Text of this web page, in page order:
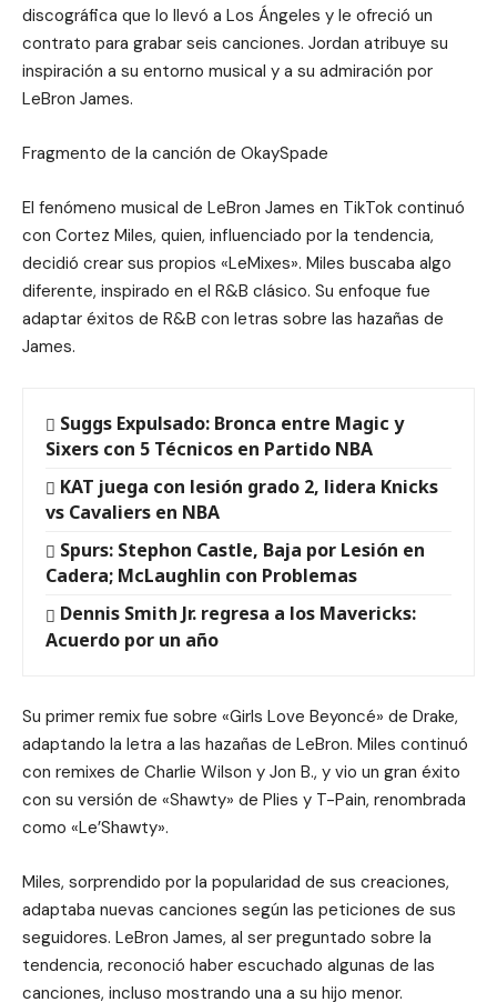
discográfica que lo llevó a Los Ángeles y le ofreció un
contrato para grabar seis canciones. Jordan atribuye su
inspiración a su entorno musical y a su admiración por
LeBron James.
Fragmento de la canción de OkaySpade
El fenómeno musical de LeBron James en TikTok continuó
con Cortez Miles, quien, influenciado por la tendencia,
decidió crear sus propios «LeMixes». Miles buscaba algo
diferente, inspirado en el R&B clásico. Su enfoque fue
adaptar éxitos de R&B con letras sobre las hazañas de
James.
Suggs Expulsado: Bronca entre Magic y
Sixers con 5 Técnicos en Partido NBA
KAT juega con lesión grado 2, lidera Knicks
vs Cavaliers en NBA
Spurs: Stephon Castle, Baja por Lesión en
Cadera; McLaughlin con Problemas
Dennis Smith Jr. regresa a los Mavericks:
Acuerdo por un año
Su primer remix fue sobre «Girls Love Beyoncé» de Drake,
adaptando la letra a las hazañas de LeBron. Miles continuó
con remixes de Charlie Wilson y Jon B., y vio un gran éxito
con su versión de «Shawty» de Plies y T-Pain, renombrada
como «Le’Shawty».
Miles, sorprendido por la popularidad de sus creaciones,
adaptaba nuevas canciones según las peticiones de sus
seguidores. LeBron James, al ser preguntado sobre la
tendencia, reconoció haber escuchado algunas de las
canciones, incluso mostrando una a su hijo menor.